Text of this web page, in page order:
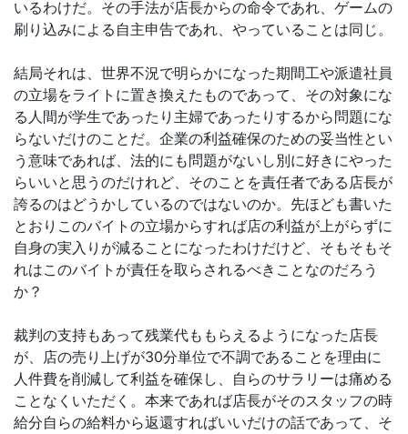
いるわけだ。その手法が店長からの命令であれ、ゲームの
刷り込みによる自主申告であれ、やっていることは同じ。
結局それは、世界不況で明らかになった期間工や派遣社員
の立場をライトに置き換えたものであって、その対象にな
る人間が学生であったり主婦であったりするから問題にな
らないだけのことだ。企業の利益確保のための妥当性とい
う意味であれば、法的にも問題がないし別に好きにやった
らいいと思うのだけれど、そのことを責任者である店長が
誇るのはどうかしているのではないのか。先ほども書いた
とおりこのバイトの立場からすれば店の利益が上がらずに
自身の実入りが減ることになったわけだけど、そもそもそ
れはこのバイトが責任を取らされるべきことなのだろう
か？
裁判の支持もあって残業代ももらえるようになった店長
が、店の売り上げが30分単位で不調であることを理由に
人件費を削減して利益を確保し、自らのサラリーは痛める
ことなくいただく。本来であれば店長がそのスタッフの時
給分自らの給料から返還すればいいだけの話であって、そ